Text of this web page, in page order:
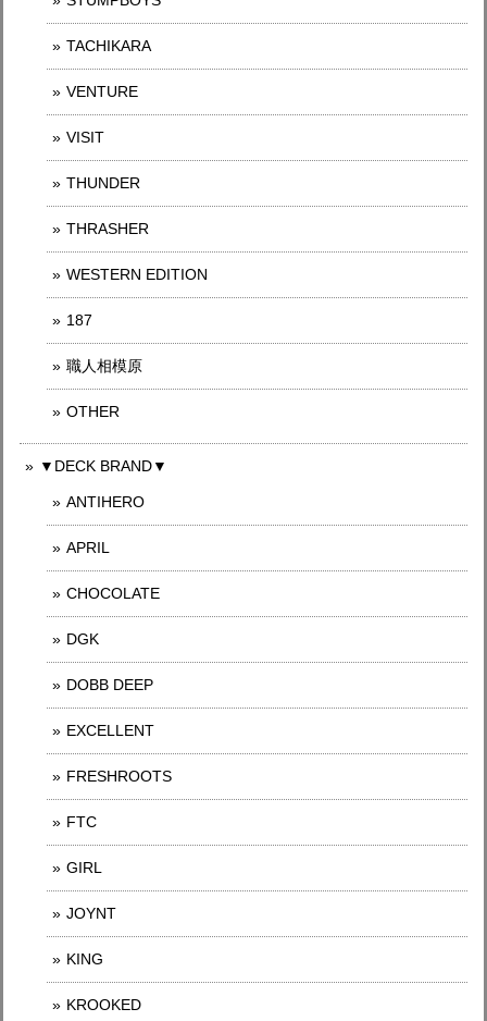
TACHIKARA
VENTURE
VISIT
THUNDER
THRASHER
WESTERN EDITION
187
職人相模原
OTHER
▼DECK BRAND▼
ANTIHERO
APRIL
CHOCOLATE
DGK
DOBB DEEP
EXCELLENT
FRESHROOTS
FTC
GIRL
JOYNT
KING
KROOKED